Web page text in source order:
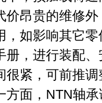
价昂贵的维修
，如影响其它
册，进行装配
很紧，可前推
方面，NTN轴